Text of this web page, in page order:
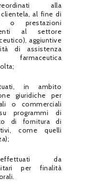
alla
al fine di
o prestazioni
al settore
aggiuntive
di assistenza
in ambito
giuridiche per
o commerciali
programmi di
di fornitura di
come quelli
da
per finalità